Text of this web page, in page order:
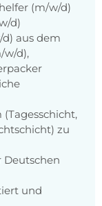
(m/w/d)
d)
aus dem
w/d),
zu
Deutschen
und